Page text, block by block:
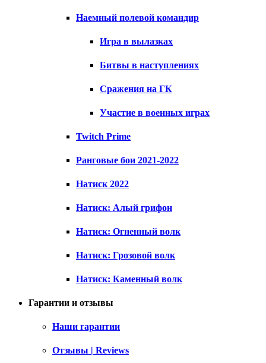
Наемный полевой командир
Игра в вылазках
Битвы в наступлениях
Сражения на ГК
Участие в военных играх
Twitch Prime
Ранговые бои 2021-2022
Натиск 2022
Натиск: Алый грифон
Натиск: Огненный волк
Натиск: Грозовой волк
Натиск: Каменный волк
Гарантии и отзывы
Наши гарантии
Отзывы | Reviews